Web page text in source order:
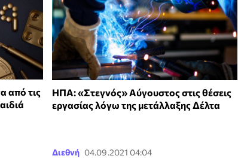
από τις
ΗΠΑ: «Στεγνός» Αύγουστος στις θέσεις
εργασίας λόγω της μετάλλαξης Δέλτα
Διεθνή 04.09.2021 04:04